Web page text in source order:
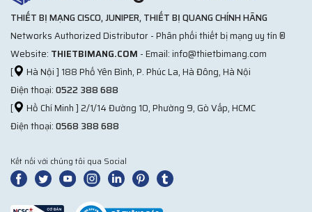
THIẾT BỊ MẠNG CISCO, JUNIPER, THIẾT BỊ QUANG CHÍNH HÃNG
Networks Authorized Distributor - Phân phối thiết bị mạng uy tín ®
Website: THIETBIMANG.COM - Email: info@thietbimang.com
[
Hà Nội ] 188 Phố Yên Bình, P. Phúc La, Hà Đông, Hà Nội
Điện thoại:0522 388 688
[
Hồ Chí Minh ] 2/1/14 Đường 10, Phường 9, Gò Vấp, HCMC
Điện thoại:0568 388 688
Kết nối với chúng tôi qua Social